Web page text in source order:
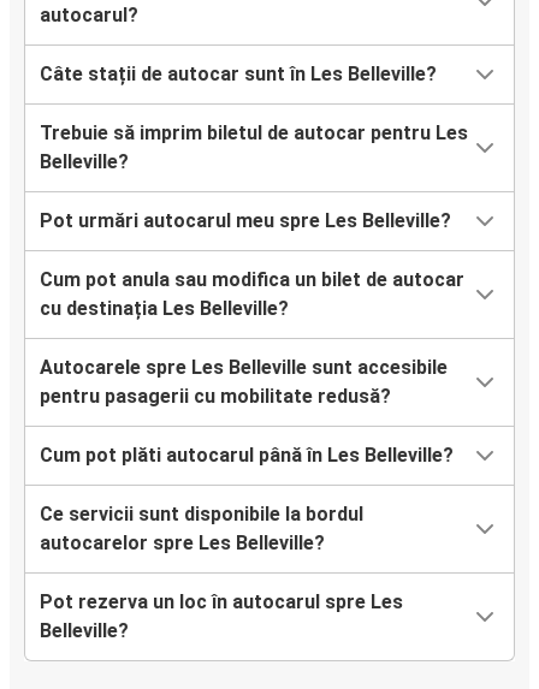
autocarul?
Câte stații de autocar sunt în Les Belleville?
Trebuie să imprim biletul de autocar pentru Les
Belleville?
Pot urmări autocarul meu spre Les Belleville?
Cum pot anula sau modifica un bilet de autocar
cu destinația Les Belleville?
Autocarele spre Les Belleville sunt accesibile
pentru pasagerii cu mobilitate redusă?
Cum pot plăti autocarul până în Les Belleville?
Ce servicii sunt disponibile la bordul
autocarelor spre Les Belleville?
Pot rezerva un loc în autocarul spre Les
Belleville?